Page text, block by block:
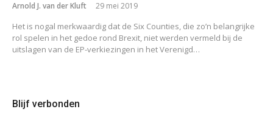
Arnold J. van der Kluft 29 mei 2019
Het is nogal merkwaardig dat de Six Counties, die zo’n belangrijke
rol spelen in het gedoe rond Brexit, niet werden vermeld bij de
uitslagen van de EP-verkiezingen in het Verenigd…
Blijf verbonden